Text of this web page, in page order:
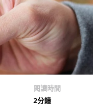
閱讀時間
2分鐘